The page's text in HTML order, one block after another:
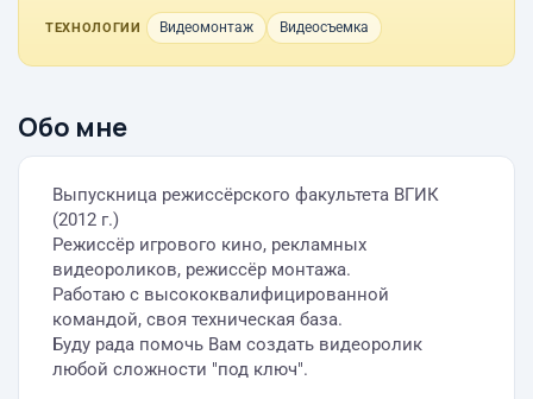
ТЕХНОЛОГИИ Видеомонтаж Видеосъемка
Обо мне
Выпускница режиссёрского факультета ВГИК
(2012 г.)
Режиссёр игрового кино, рекламных
видеороликов, режиссёр монтажа.
Работаю с высококвалифицированной
командой, своя техническая база.
Буду рада помочь Вам создать видеоролик
любой сложности "под ключ".